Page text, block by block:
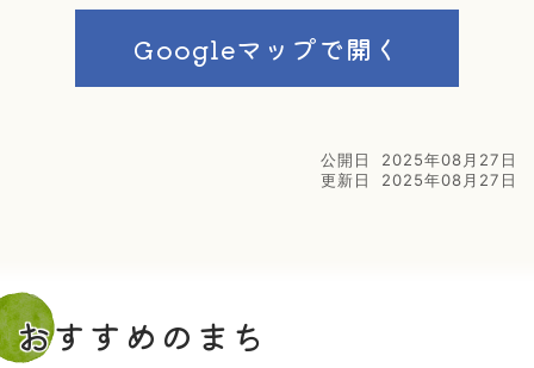
Googleマップで開く
公開日
2025年08月27日
更新日
2025年08月27日
おすすめのまち